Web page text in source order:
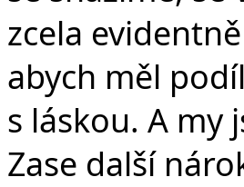
zcela
abych měl
s láskou. A my
Zase další